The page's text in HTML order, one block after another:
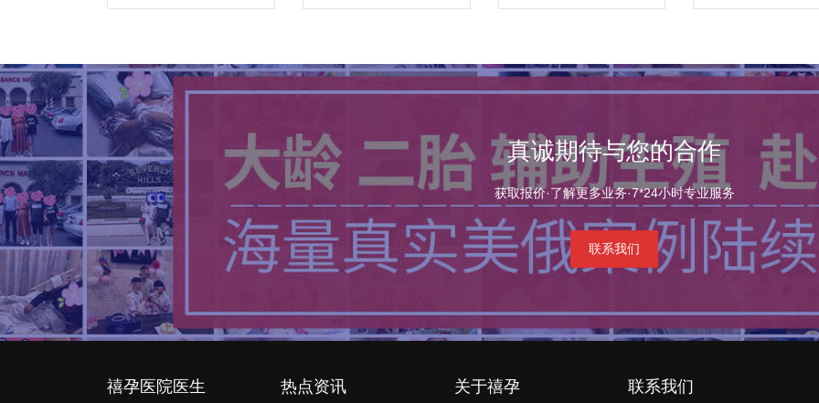
蔡帕（Suchada）
Vita IVF）
真诚期待与您的合作
获取报价·了解更多业务·7*24小时专业服务
联系我们
禧孕医院医生 热点资讯 关于禧孕 联系我们